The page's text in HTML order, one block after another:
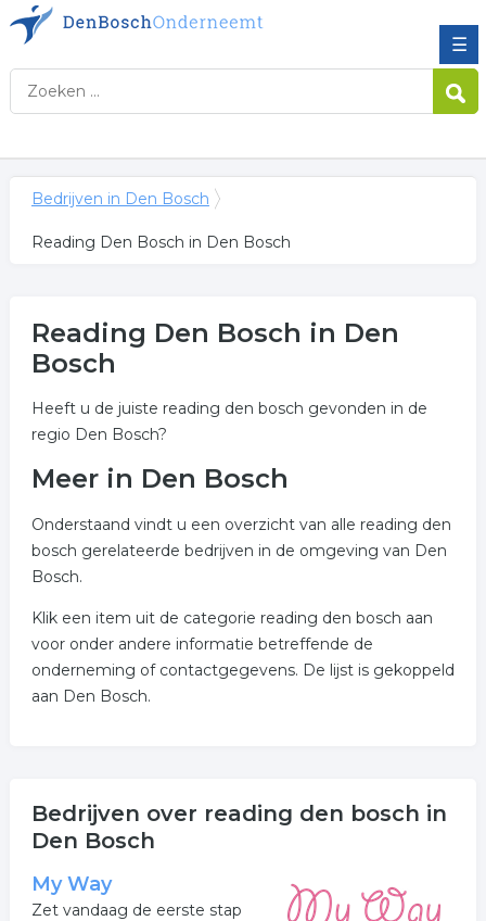
☰
Bedrijven in Den Bosch
Reading Den Bosch in Den Bosch
Reading Den Bosch in Den
Bosch
Heeft u de juiste reading den bosch gevonden in de
regio Den Bosch?
Meer in Den Bosch
Onderstaand vindt u een overzicht van alle reading den
bosch gerelateerde bedrijven in de omgeving van Den
Bosch.
Klik een item uit de categorie reading den bosch aan
voor onder andere informatie betreffende de
onderneming of contactgegevens. De lijst is gekoppeld
aan Den Bosch.
Bedrijven over reading den bosch in
Den Bosch
My Way
Zet vandaag de eerste stap